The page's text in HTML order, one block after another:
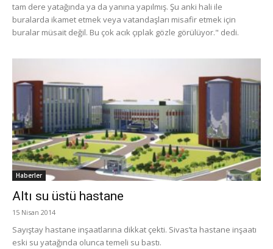
tam dere yatağında ya da yanına yapılmış. Şu anki hali ile
buralarda ikamet etmek veya vatandaşları misafir etmek için
buralar müsait değil. Bu çok acık çıplak gözle görülüyor." dedi.
Haberler
Altı su üstü hastane
15 Nisan 2014
Sayıştay hastane inşaatlarına dikkat çekti. Sivas’ta hastane inşaatı
eski su yatağında olunca temeli su bastı.